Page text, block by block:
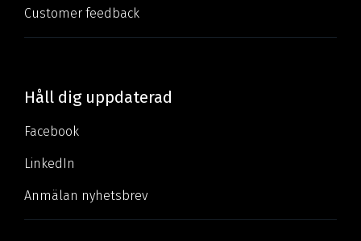
Customer feedback
Håll dig uppdaterad
Facebook
LinkedIn
Anmälan nyhetsbrev